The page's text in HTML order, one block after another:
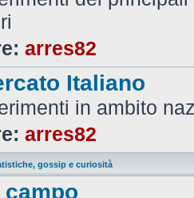
arres82
Italiano
in ambito
arres82
gossip e curiosità